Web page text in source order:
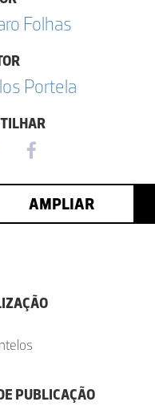
Folhas
Portela
AMPLIAR
PUBLICAÇÃO